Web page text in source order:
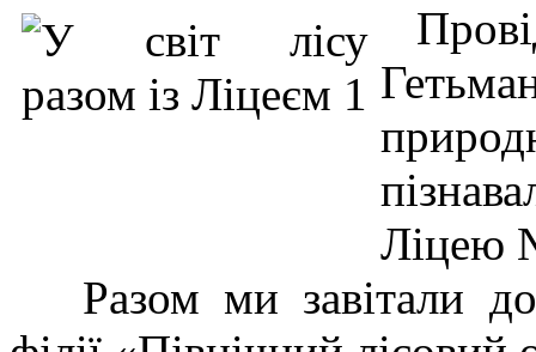
Ліцею
Разом ми завітали до